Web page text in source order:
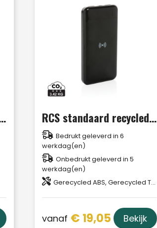
draadloos snelladen met PD RCS standaard recycled plastic wireless powerbank
Bedrukt geleverd in 6
werkdag(en)
Onbedrukt geleverd in 5
werkdag(en)
Gerecycled ABS, Gerecycled TPE
vanaf € 19,05 Bekijk